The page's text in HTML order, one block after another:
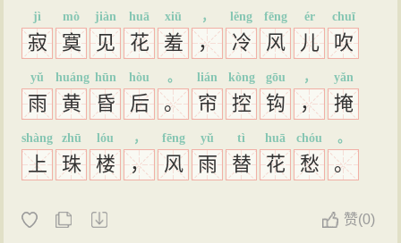
寂
jì
寞
mò
见
jiàn
花
huā
羞
xiū
，
，
冷
lěng
风
fēng
儿
ér
吹
chuī
雨
yǔ
黄
huáng
昏
hūn
后
hòu
。
。
帘
lián
控
kòng
钩
gōu
，
，
掩
yǎn
上
shàng
珠
zhū
楼
lóu
，
，
风
fēng
雨
yǔ
替
tì
花
huā
愁
chóu
。
。
赞(0)